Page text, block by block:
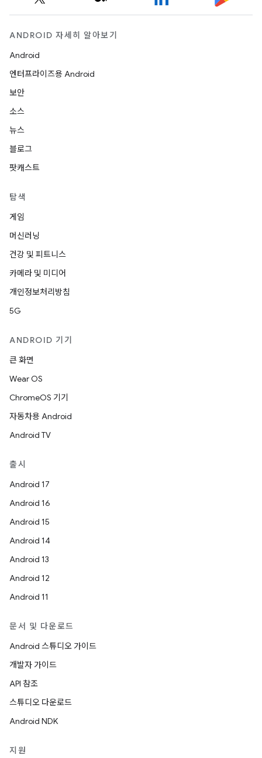
ANDROID 자세히 알아보기
Android
엔터프라이즈용 Android
보안
소스
뉴스
블로그
팟캐스트
탐색
게임
머신러닝
건강 및 피트니스
카메라 및 미디어
개인정보처리방침
5G
ANDROID 기기
큰 화면
Wear OS
ChromeOS 기기
자동차용 Android
Android TV
출시
Android 17
Android 16
Android 15
Android 14
Android 13
Android 12
Android 11
문서 및 다운로드
Android 스튜디오 가이드
개발자 가이드
API 참조
스튜디오 다운로드
Android NDK
지원